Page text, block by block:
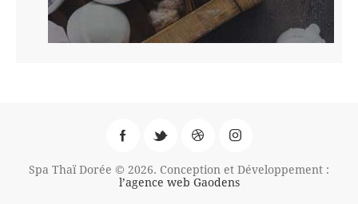
Spa Thaï Dorée © 2026. Conception et Développement :
l’agence web Gaodens